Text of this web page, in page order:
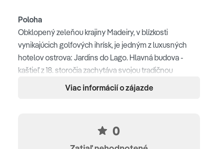
Poloha
Obklopený zeleňou krajiny Madeiry, v blízkosti
vynikajúcich golfových ihrísk, je jedným z luxusných
hotelov ostrova: Jardins do Lago. Hlavná budova -
kaštieľ z 18. storočia zachytáva svojou tradičnou
Letisko Madeira cca. 19,7 km, doba jazdy: cca. 20
Viac informácií o zájazde
0